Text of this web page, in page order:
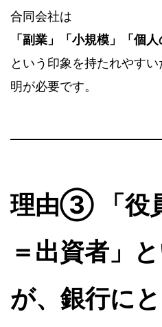
合同会社は
「副業」「小規模」「個人
という印象を持たれやす
明が必要です。
理由③ 「役
＝出資者」
が、銀行に